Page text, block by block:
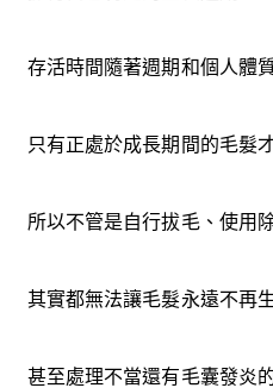
存活時間隨著週期和個人體
只有正處於成長期間的毛髮
所以不管是自行拔毛、使用
其實都無法讓毛髮永遠不再
甚至處理不當還有毛囊發炎